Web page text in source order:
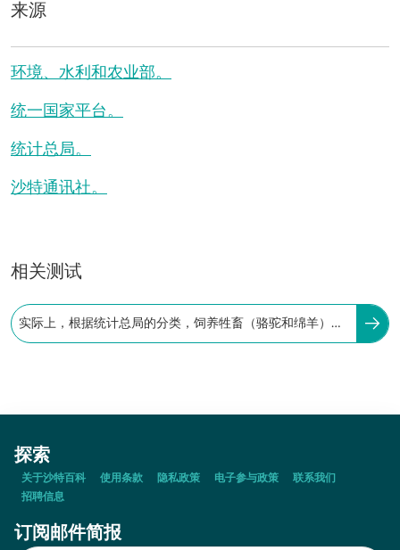
来源
环境、水利和农业部。
统一国家平台。
统计总局。
沙特通讯社。
相关测试
实际上，根据统计总局的分类，饲养牲畜（骆驼和绵羊）在
探索
关于沙特百科 使用条款 隐私政策 电子参与政策
联系我们
招聘信息
订阅邮件简报